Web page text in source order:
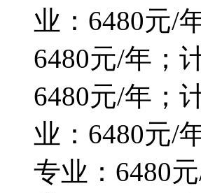
业：6480元/
6480元/年；
6480元/年；
业：6480元/
专业：6480